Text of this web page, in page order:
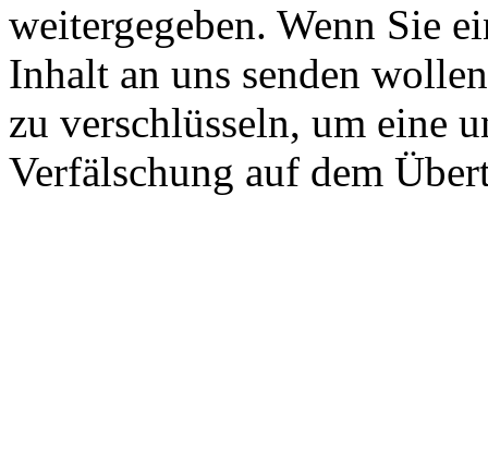
weitergegeben. Wenn Sie
Inhalt an uns senden
zu verschlüsseln, um eine
Verfälschung auf dem